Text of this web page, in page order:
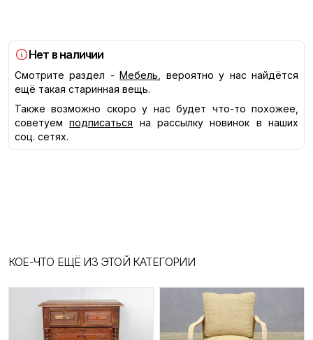
Нет в наличии
Смотрите раздел - Мебель , вероятно у нас найдётся
ещё такая старинная вещь.
Также возможно скоро у нас будет что-то похожее,
советуем
подписаться
на рассылку новинок в наших
соц. сетях.
КОЕ-ЧТО ЕЩЁ ИЗ ЭТОЙ КАТЕГОРИИ